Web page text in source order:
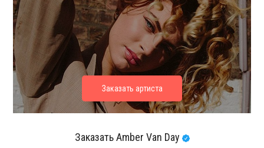
Заказать Amber Van Day